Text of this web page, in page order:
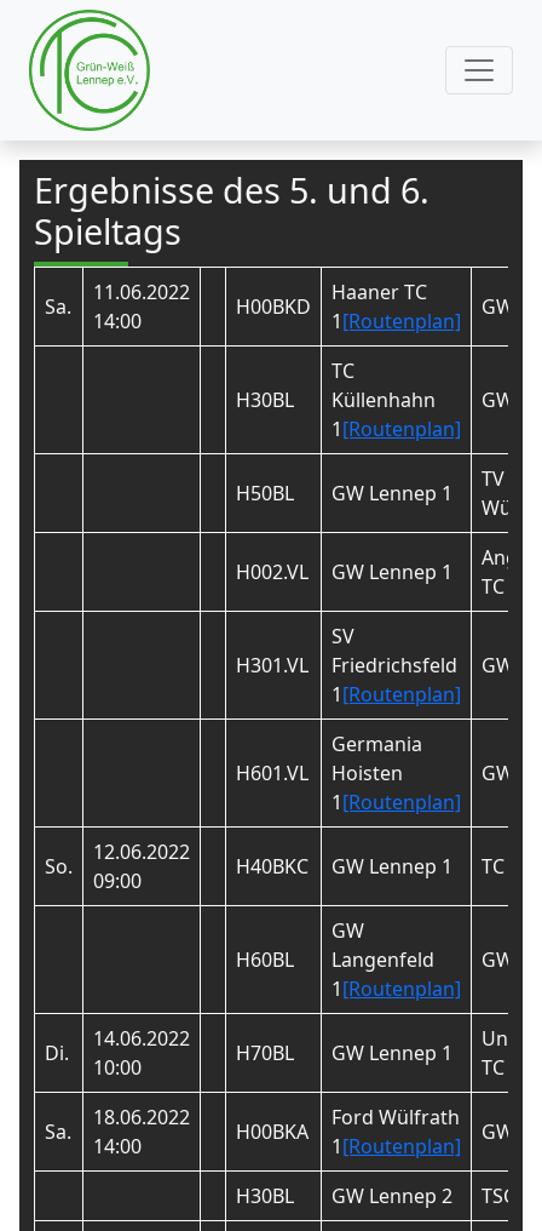
Ergebnisse des 5. und 6.
Spieltags
Sa.
11.06.2022
14:00
H00BKD
Haaner TC
1[Routenplan]
GW
H30BL
TC
Küllenhahn
1[Routenplan]
GW
H50BL GW Lennep 1
TV BW
H002.VL GW Lennep 1
TC 1
H301.VL
SV
Friedrichsfeld
1[Routenplan]
GW
H601.VL
Germania
Hoisten
1[Routenplan]
GW
So.
12.06.2022
09:00
H40BKC GW Lennep 1 TC
H60BL
GW
Langenfeld
1[Routenplan]
GW
Di.
14.06.2022
10:00
H70BL GW Lennep 1
TC 2
Sa.
18.06.2022
14:00
H00BKA
Ford Wülfrath
1[Routenplan]
GW
H30BL GW Lennep 2 TSC